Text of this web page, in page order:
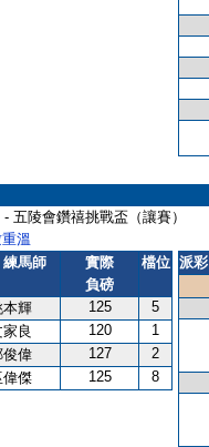
五陵會鑽禧挑戰盃（讓賽）
溫
練馬師
實際
負磅
檔位
本輝 125
5
家良 120
1
俊偉 127
2
偉傑 125 8
派彩